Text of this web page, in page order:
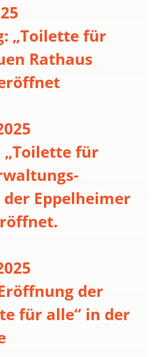
„Toilette für
Rathaus
„Toilette für
der Eppelheimer
der
für alle“ in der